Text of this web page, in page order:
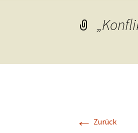
← Zurück